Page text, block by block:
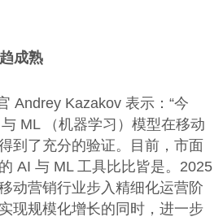
成熟
Andrey Kazakov 表示：“今
ML （机器学习）模型在移动
到了充分的验证。目前，市面
AI 与 ML 工具比比皆是。2025
动营销行业步入精细化运营阶
现规模化增长的同时，进一步